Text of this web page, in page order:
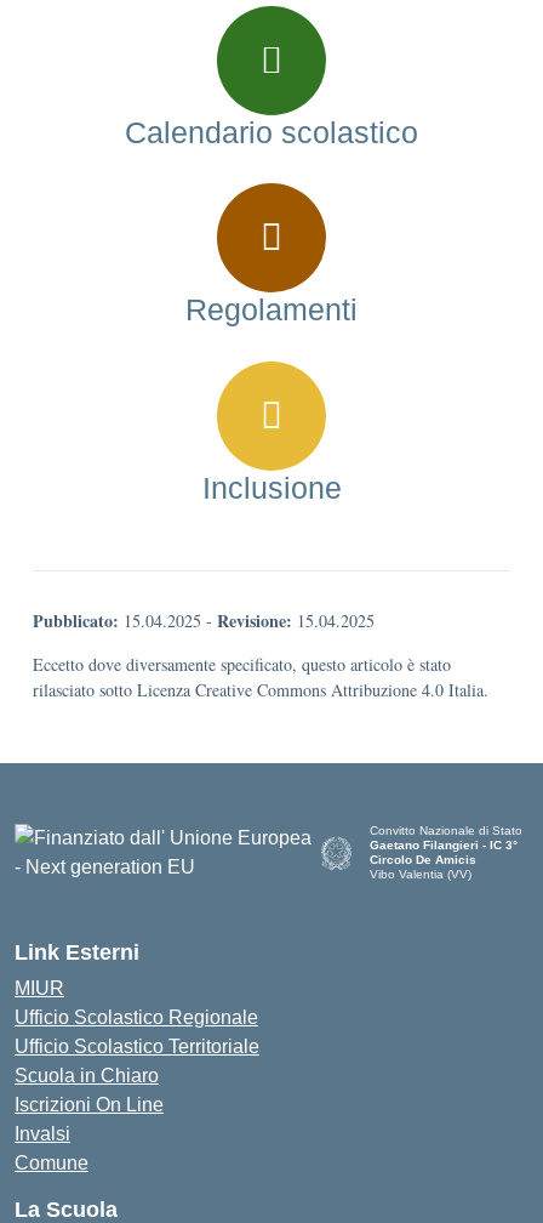
Calendario scolastico
Regolamenti
Inclusione
Pubblicato: 15.04.2025 - Revisione: 15.04.2025
Eccetto dove diversamente specificato, questo articolo è stato
rilasciato sotto Licenza Creative Commons Attribuzione 4.0 Italia.
Convitto Nazionale di Stato
Gaetano Filangieri - IC 3°
Circolo De Amicis
Vibo Valentia (VV)
Link Esterni
MIUR
Ufficio Scolastico Regionale
Ufficio Scolastico Territoriale
Scuola in Chiaro
Iscrizioni On Line
Invalsi
Comune
La Scuola